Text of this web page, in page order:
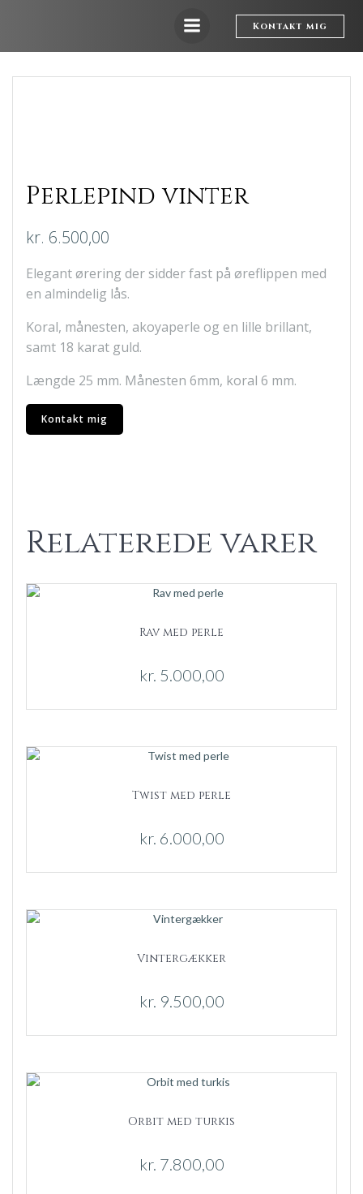
Kontakt mig
Perlepind vinter
kr. 6.500,00
Elegant ørering der sidder fast på øreflippen med
en almindelig lås.
Koral, månesten, akoyaperle og en lille brillant,
samt 18 karat guld.
Længde 25 mm. Månesten 6mm, koral 6 mm.
Kontakt mig
Relaterede varer
Rav med perle
kr. 5.000,00
Twist med perle
kr. 6.000,00
Vintergækker
kr. 9.500,00
Orbit med turkis
kr. 7.800,00